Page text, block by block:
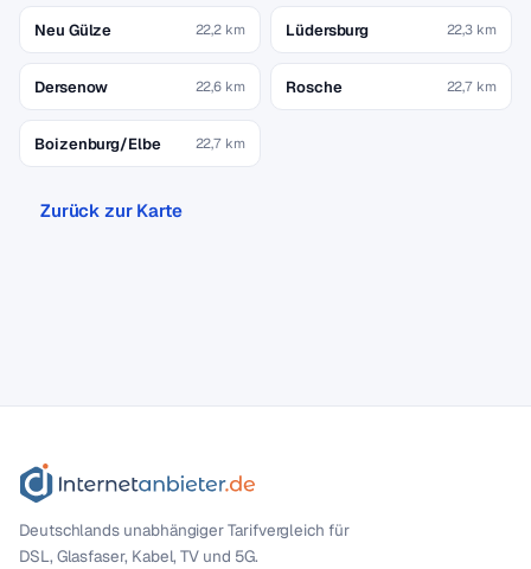
Neu Gülze 22,2 km Lüdersburg 22,3 km
Dersenow 22,6 km Rosche 22,7 km
Boizenburg/Elbe 22,7 km
Zurück zur Karte
Deutschlands unabhängiger Tarif­vergleich für
DSL, Glasfaser, Kabel, TV und 5G.